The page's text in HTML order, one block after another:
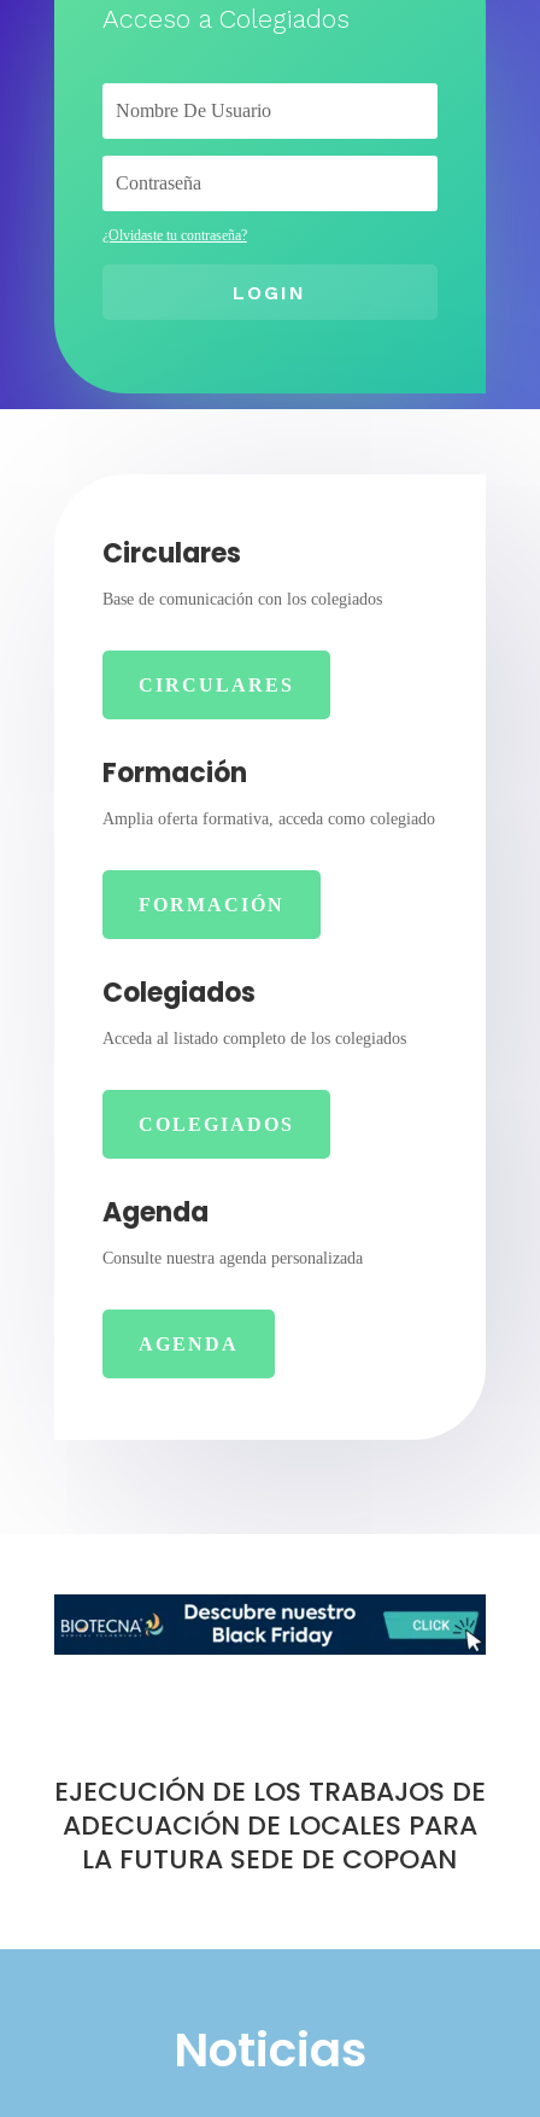
Acceso a Colegiados
¿Olvidaste tu contraseña?
LOGIN
Circulares
Base de comunicación con los colegiados
CIRCULARES
Formación
Amplia oferta formativa, acceda como colegiado
FORMACIÓN
Colegiados
Acceda al listado completo de los colegiados
COLEGIADOS
Agenda
Consulte nuestra agenda personalizada
AGENDA
EJECUCIÓN DE LOS TRABAJOS DE
ADECUACIÓN DE LOCALES PARA
LA FUTURA SEDE DE COPOAN
Noticias